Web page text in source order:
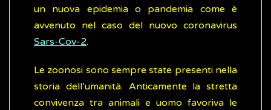
un nuova epidemia o pandemia come è
avvenuto nel caso del nuovo coronavirus
Sars-Cov-2.
Le zoonosi sono sempre state presenti nella
storia dell’umanità. Anticamente la stretta
convivenza tra animali e uomo favoriva le